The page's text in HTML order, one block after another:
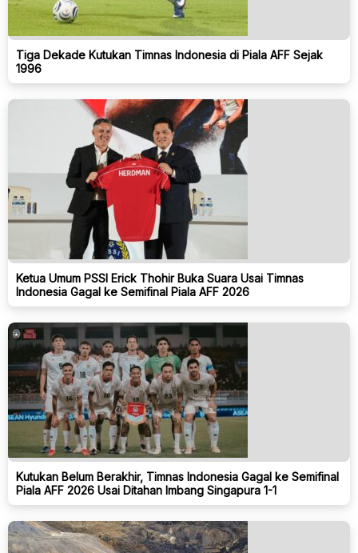
Tiga Dekade Kutukan Timnas Indonesia di Piala AFF Sejak
1996
Ketua Umum PSSI Erick Thohir Buka Suara Usai Timnas
Indonesia Gagal ke Semifinal Piala AFF 2026
Kutukan Belum Berakhir, Timnas Indonesia Gagal ke Semifinal
Piala AFF 2026 Usai Ditahan Imbang Singapura 1-1